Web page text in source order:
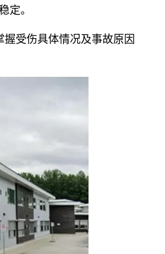
定。
受伤具体情况及事故原因